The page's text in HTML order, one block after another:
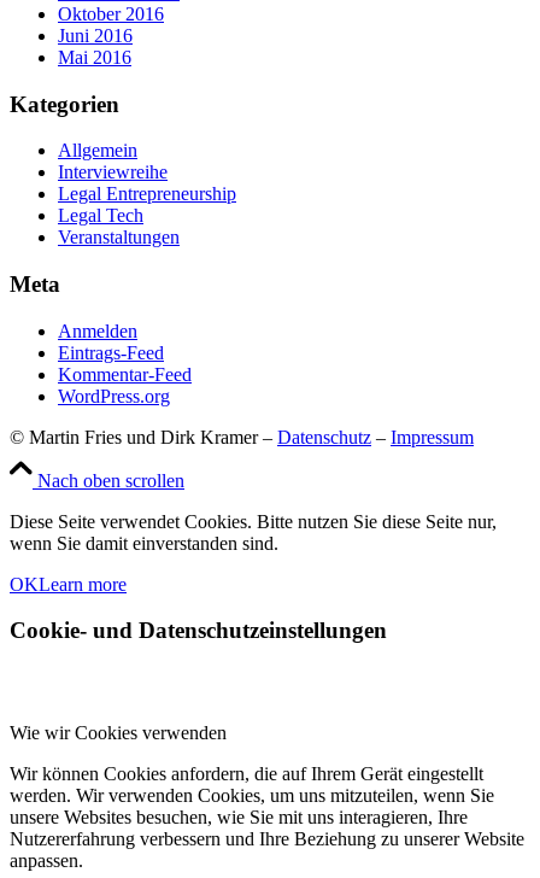
Oktober 2016
Juni 2016
Mai 2016
Kategorien
Allgemein
Interviewreihe
Legal Entrepreneurship
Legal Tech
Veranstaltungen
Meta
Anmelden
Eintrags-Feed
Kommentar-Feed
WordPress.org
© Martin Fries und Dirk Kramer – Datenschutz – Impressum
Nach oben scrollen
Diese Seite verwendet Cookies. Bitte nutzen Sie diese Seite nur,
wenn Sie damit einverstanden sind.
OKLearn more
Cookie- und Datenschutzeinstellungen
Wie wir Cookies verwenden
Wir können Cookies anfordern, die auf Ihrem Gerät eingestellt
werden. Wir verwenden Cookies, um uns mitzuteilen, wenn Sie
unsere Websites besuchen, wie Sie mit uns interagieren, Ihre
Nutzererfahrung verbessern und Ihre Beziehung zu unserer Website
anpassen.